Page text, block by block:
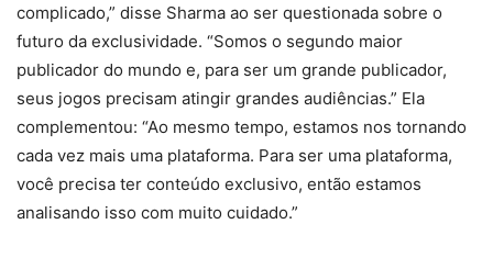
complicado,” disse Sharma ao ser questionada sobre o
futuro da exclusividade. “Somos o segundo maior
publicador do mundo e, para ser um grande publicador,
seus jogos precisam atingir grandes audiências.” Ela
complementou: “Ao mesmo tempo, estamos nos tornando
cada vez mais uma plataforma. Para ser uma plataforma,
você precisa ter conteúdo exclusivo, então estamos
analisando isso com muito cuidado.”